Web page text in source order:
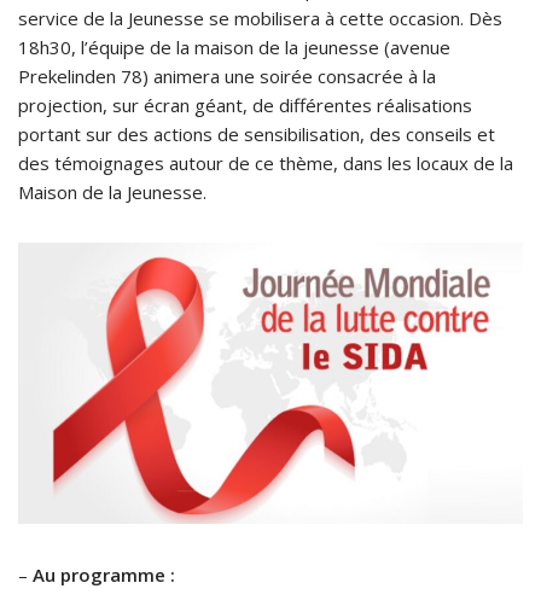
service de la Jeunesse se mobilisera à cette occasion. Dès
18h30, l’équipe de la maison de la jeunesse (avenue
Prekelinden 78) animera une soirée consacrée à la
projection, sur écran géant, de différentes réalisations
portant sur des actions de sensibilisation, des conseils et
des témoignages autour de ce thème, dans les locaux de la
Maison de la Jeunesse.
– Au programme :